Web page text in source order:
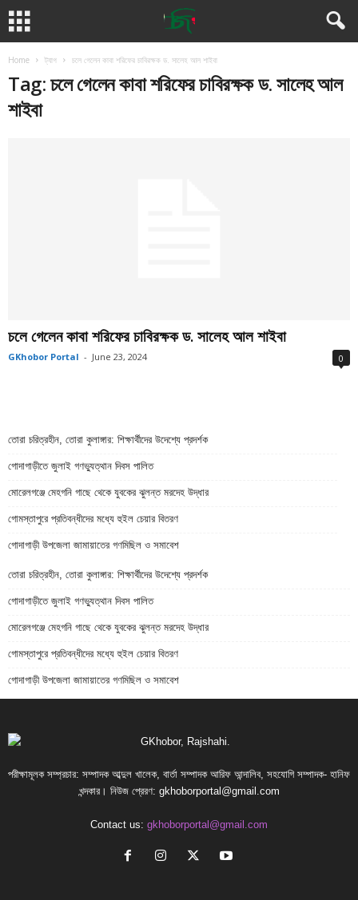
Home ট্যাগ চলে গেলেন কাবা শরিফের চাবিরক্ষক ড. সালেহ আল শাইবা
Tag: চলে গেলেন কাবা শরিফের চাবিরক্ষক ড. সালেহ আল
শাইবা
চলে গেলেন কাবা শরিফের চাবিরক্ষক ড. সালেহ আল শাইবা
GKhobor Portal - June 23, 2024 0
তোরা চরিত্রহীন, তোরা কুলাঙ্গার: শিক্ষার্থীদের উদেশ্যে প্রদর্শক
গোদাগাড়ীতে জুলাই গণভ্যুত্থান দিবস পালিত
মোরেলগঞ্জে মেহগনি গাছে থেকে যুবকের ঝুলন্ত মরদেহ উদ্ধার
গোমস্তাপুরে প্রতিবন্ধীদের মধ্যে হুইল চেয়ার বিতরণ
গোদাগাড়ী উপজেলা জামায়াতের গণমিছিল ও সমাবেশ
তোরা চরিত্রহীন, তোরা কুলাঙ্গার: শিক্ষার্থীদের উদেশ্যে প্রদর্শক
গোদাগাড়ীতে জুলাই গণভ্যুত্থান দিবস পালিত
মোরেলগঞ্জে মেহগনি গাছে থেকে যুবকের ঝুলন্ত মরদেহ উদ্ধার
গোমস্তাপুরে প্রতিবন্ধীদের মধ্যে হুইল চেয়ার বিতরণ
গোদাগাড়ী উপজেলা জামায়াতের গণমিছিল ও সমাবেশ
পরীক্ষামূলক সম্প্রচার: সম্পাদক আব্দুল খালেক, বার্তা সম্পাদক আরিফ আন্দালিব, সহযোগি সম্পাদক- হানিফ
খন্দকার। নিউজ প্রেরণ: gkhoborportal@gmail.com
Contact us: gkhoborportal@gmail.com